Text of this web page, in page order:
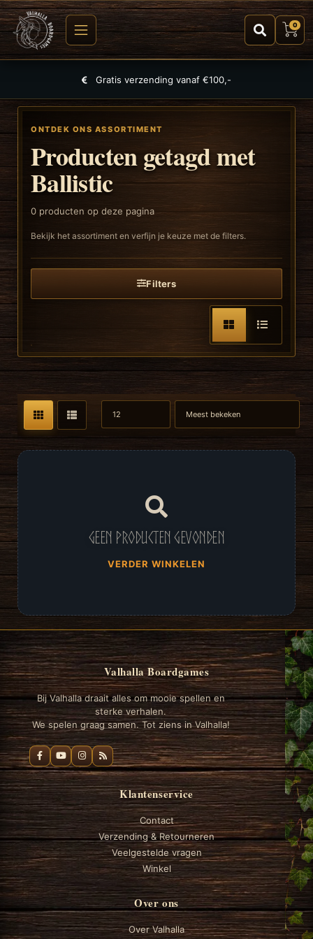
0
Gratis verzending vanaf €100,-
ONTDEK ONS ASSORTIMENT
Producten getagd met
Ballistic
0 producten op deze pagina
Bekijk het assortiment en verfijn je keuze met de filters.
Filters
Geen producten gevonden
VERDER WINKELEN
Valhalla Boardgames
Bij Valhalla draait alles om mooie spellen en
sterke verhalen.
We spelen graag samen. Tot ziens in Valhalla!
Klantenservice
Contact
Verzending & Retourneren
Veelgestelde vragen
Winkel
Over ons
Over Valhalla